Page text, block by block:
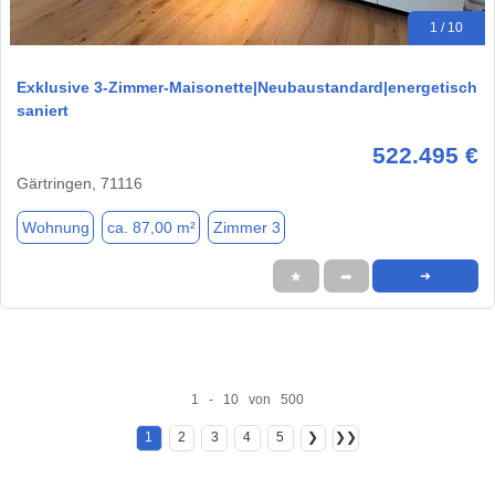
1 / 10
Exklusive 3-Zimmer-Maisonette|Neubaustandard|energetisch
saniert
522.495 €
Gärtringen, 71116
Wohnung ca. 87,00 m² Zimmer 3
★ ➦ ➜
1 - 10 von 500
1 2 3 4 5 ❯ ❯❯